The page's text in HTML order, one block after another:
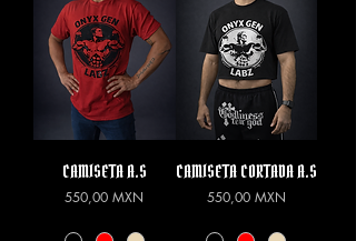
CAMISETA A.S
Precio
550,00 MXN
CAMISETA CORTADA A.S
Precio
550,00 MXN